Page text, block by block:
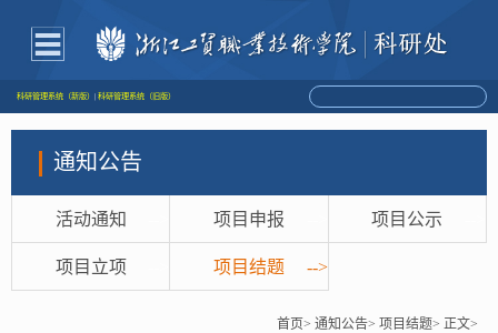
科研管理系统（新版） | 科研管理系统（旧版）
通知公告
活动通知 项目申报 项目公示
项目立项 项目结题 -->
首页> 通知公告> 项目结题> 正文>